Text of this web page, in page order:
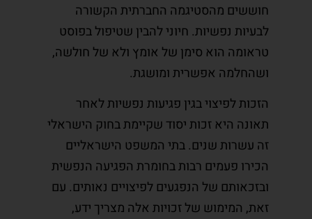
חוששים מהסטיגמה החברתית הקשורה
לבעיות נפשיות. חיוני להבין שטיפול בפוסט
טראומה הוא סימן של אומץ ולא של חולשה,
ושהחלמה אפשרית ומושגת.
הזכות לפיצוי בגין פגיעות נפשיות לאחר
תאונה היא זכות יסוד שקיימת בחוק הישראלי
זה עשרות שנים. בתי המשפט הישראליים
הכירו פעמים רבות בחומרת הפגיעה הנפשית
ובזכאותם של הנפגעים לפיצויים נאותים. עם
זאת, המימוש של זכויות אלה מצריך ידע,